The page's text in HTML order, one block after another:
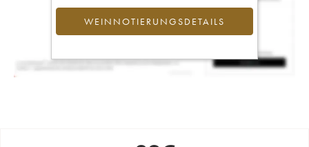
WEINNOTIERUNGSDETAILS